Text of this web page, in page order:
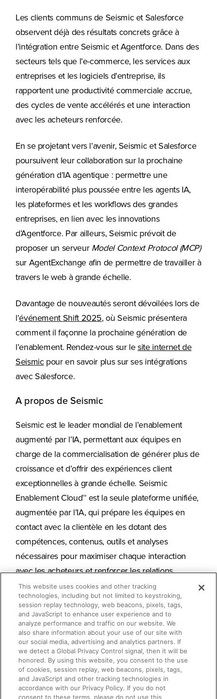
Les clients communs de Seismic et Salesforce
observent déjà des résultats concrets grâce à
l’intégration entre Seismic et Agentforce. Dans des
secteurs tels que l’e-commerce, les services aux
entreprises et les logiciels d’entreprise, ils
rapportent une productivité commerciale accrue,
des cycles de vente accélérés et une interaction
avec les acheteurs renforcée.
En se projetant vers l’avenir, Seismic et Salesforce
poursuivent leur collaboration sur la prochaine
génération d’IA agentique : permettre une
interopérabilité plus poussée entre les agents IA,
les plateformes et les workflows des grandes
entreprises, en lien avec les innovations
d’Agentforce. Par ailleurs, Seismic prévoit de
proposer un serveur Model Context Protocol (MCP)
sur AgentExchange afin de permettre de travailler à
travers le web à grande échelle.
Davantage de nouveautés seront dévoilées lors de
l’événement Shift 2025, où Seismic présentera
comment il façonne la prochaine génération de
l’enablement. Rendez-vous sur lesite internet de
Seismicpour en savoir plus sur ses intégrations
avec Salesforce.
A propos de Seismic
Seismic est le leader mondial de l’enablement
augmenté par l’IA, permettant aux équipes en
charge de la commercialisation de générer plus de
croissance et d’offrir des expériences client
exceptionnelles à grande échelle. Seismic
Enablement Cloud™ est la seule plateforme unifiée,
augmentée par l’IA, qui prépare les équipes en
contact avec la clientèle en les dotant des
compétences, contenus, outils et analyses
nécessaires pour maximiser chaque interaction
avec les acheteurs et renforcer les relations
commerciales.Adopté par plus de 2 000
entreprises à travers le monde, Seismic aide les
entreprises à obtenir des résultats concrets et à
accélérer leur croissance. Le siège de Seismic est
situé à San Diego aux Etats-Unis, avec des bureaux
en Amérique du Nord, en Europe, en Asie et en
Australie. Plus d’informations surseismic.com/fr
This website uses cookies and other tracking
technologies, including but not limited to keystroking,
session replay technology, web beacons, pixels, tags,
and JavaScript to enhance user experience and to
analyze performance and traffic on our website. We
also share information about your use of our site with
our social media, advertising and analytics partners. If
we detect a Global Privacy Control signal, then it will be
honored. By using this website, you consent to the use
of cookies, session replay, web beacons, pixels, tags,
and JavaScript and other tracking technologies in
accordance with our Privacy Policy. If you do not
consent to these terms, please do not use this